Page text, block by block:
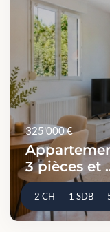
325'000 €
3 pièces et
2 CH 1 SDB